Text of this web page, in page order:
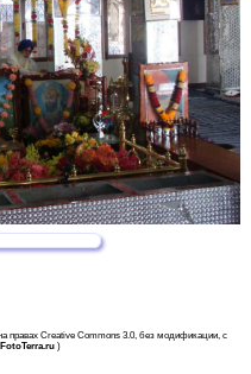
правах Creative Commons 3.0, без модификации, с
FotoTerra.ru )